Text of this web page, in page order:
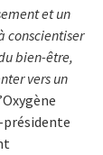
et un
conscientiser
bien-être,
vers un
présidente